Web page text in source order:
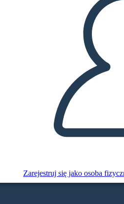
Zarejestruj się jako osoba